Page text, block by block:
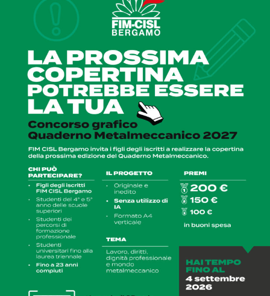
Assistenza e consulenza nelle controversie di
lavoro, controllo delle buste paga, recupero
crediti, impugnazione del licenziamento.
Domande di pagamento al Fondo di garanzia
INPS per TFR e/o mensilità arretrate.
SICET
Informazioni e consulenza nei rapporti
di locazione, norme condominiali,
accesso agli alloggi popolari.
SPORTELLO ARTIGIANATO
Si occupa dei lavoratori dipendenti di
aziande che applicano i contratti dei